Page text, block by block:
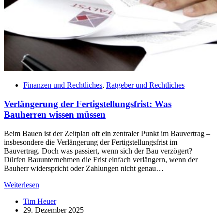
Finanzen und Rechtliches, Ratgeber und Rechtliches
Verlängerung der Fertigstellungsfrist: Was
Bauherren wissen müssen
Beim Bauen ist der Zeitplan oft ein zentraler Punkt im Bauvertrag –
insbesondere die Verlängerung der Fertigstellungsfrist im
Bauvertrag. Doch was passiert, wenn sich der Bau verzögert?
Dürfen Bauunternehmen die Frist einfach verlängern, wenn der
Bauherr widerspricht oder Zahlungen nicht genau…
Weiterlesen
Fertigstellungsfrist:
Was
Tim Heuer
29. Dezember 2025